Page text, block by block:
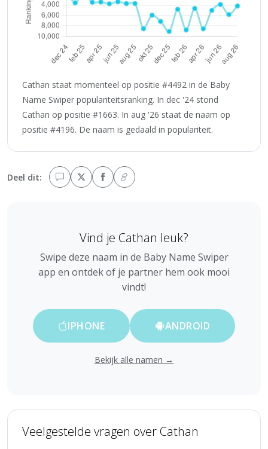
Cathan staat momenteel op positie #4492 in de Baby
Name Swiper populariteitsranking. In dec '24 stond
Cathan op positie #1663. In aug '26 staat de naam op
positie #4196. De naam is gedaald in populariteit.
Deel dit:
Vind je Cathan leuk?
Swipe deze naam in de Baby Name Swiper
app en ontdek of je partner hem ook mooi
vindt!
IPHONE ANDROID
Bekijk alle namen →
Veelgestelde vragen over Cathan